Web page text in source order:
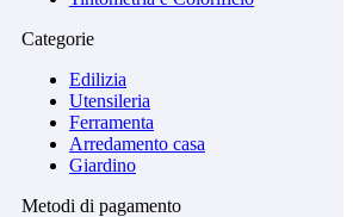
Categorie
Edilizia
Utensileria
Ferramenta
Arredamento casa
Giardino
Metodi di pagamento